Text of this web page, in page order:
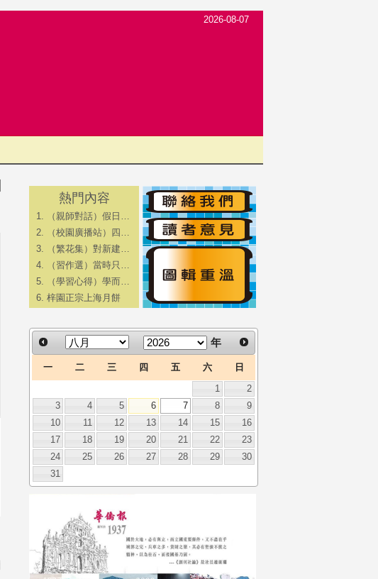
2026-08-07
熱門內容
（親師對話）假日…
（校園廣播站）四…
（繁花集）對新建…
（習作選）當時只…
（學習心得）學而…
梓園正宗上海月餅
年
一 二 三 四 五 六 日
1
2
3
4 5 6 7 8
9
10
11 12 13 14 15
16
17
18 19 20 21 22
23
24
25 26 27 28 29
30
31